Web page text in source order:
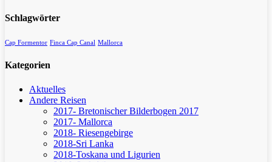
Schlagwörter
Cap Formentor Finca Cap Canal Mallorca
Kategorien
Aktuelles
Andere Reisen
2017- Bretonischer Bilderbogen 2017
2017- Mallorca
2018- Riesengebirge
2018-Sri Lanka
2018-Toskana und Ligurien